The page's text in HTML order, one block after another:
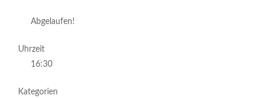
Abgelaufen!
Uhrzeit
16:30
Kategorien